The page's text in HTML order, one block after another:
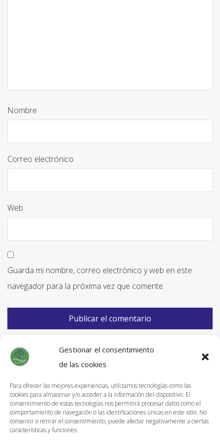
Gestionar el consentimiento
de las cookies
Para ofrecer las mejores experiencias, utilizamos tecnologías como las
cookies para almacenar y/o acceder a la información del dispositivo. El
consentimiento de estas tecnologías nos permitirá procesar datos como el
comportamiento de navegación o las identificaciones únicas en este sitio. No
consentir o retirar el consentimiento, puede afectar negativamente a ciertas
características y funciones.
Nombre
Correo electrónico
Web
Guarda mi nombre, correo electrónico y web en este
navegador para la próxima vez que comente.
Información de Envíos
Política de devoluciones